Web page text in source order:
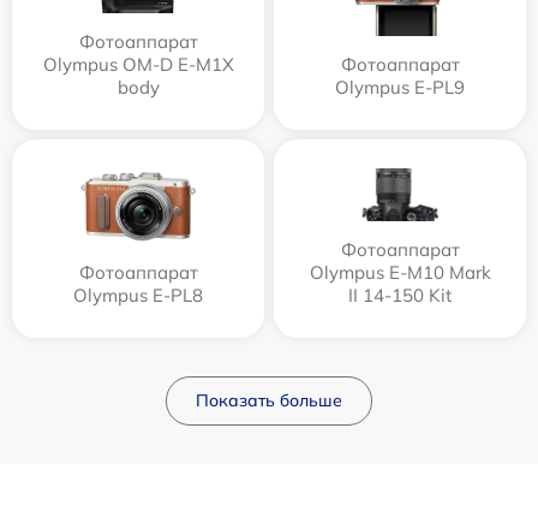
Фотоаппарат
Olympus OM-D E-M1X
body
Фотоаппарат
Olympus E‑PL9
Фотоаппарат
Olympus E-PL8
Фотоаппарат
Olympus E‑M10 Mark
II 14-150 Kit
Показать больше